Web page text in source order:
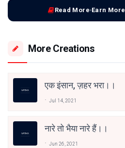
Read More Earn More
More Creations
एक इंसान, ज़हर भरा।।
Jul 14, 2021
नारे तो भैया नारे हैं।।
Jun 26, 2021